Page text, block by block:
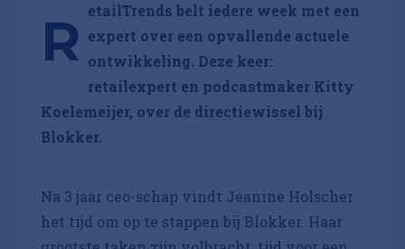
R etailTrends belt iedere week met een
expert over een opvallende actuele
ontwikkeling. Deze keer:
retailexpert en podcastmaker Kitty
Koelemeijer, over de directiewissel bij
Blokker.
Na 3 jaar ceo-schap vindt Jeanine Holscher
het tijd om op te stappen bij Blokker. Haar